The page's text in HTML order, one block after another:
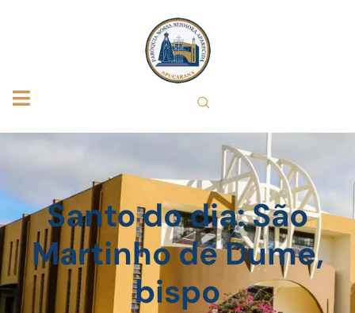
Santo do dia: São
Martinho de Dume,
bispo